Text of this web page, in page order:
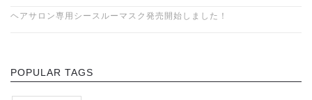
ヘアサロン専用シースルーマスク発売開始しました！
POPULAR TAGS